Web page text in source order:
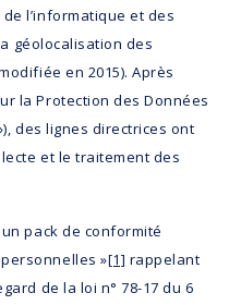
l’informatique et des
géolocalisation des
en 2015). Après
la Protection des Données
des lignes directrices ont
et le traitement des
un pack de conformité
»[1] rappelant
de la loi n° 78-17 du 6